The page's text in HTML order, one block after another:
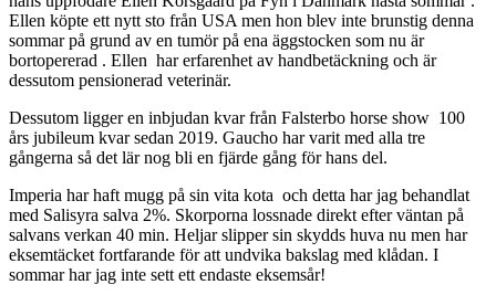
Ellen köpte ett nytt sto från USA men hon blev inte brunstig denna
sommar på grund av en tumör på ena äggstocken som nu är
bortopererad . Ellen har erfarenhet av handbetäckning och är
dessutom pensionerad veterinär.
Dessutom ligger en inbjudan kvar från Falsterbo horse show 100
års jubileum kvar sedan 2019. Gaucho har varit med alla tre
gångerna så det lär nog bli en fjärde gång för hans del.
Imperia har haft mugg på sin vita kota och detta har jag behandlat
med Salisyra salva 2%. Skorporna lossnade direkt efter väntan på
salvans verkan 40 min. Heljar slipper sin skydds huva nu men har
eksemtäcket fortfarande för att undvika bakslag med klådan. I
sommar har jag inte sett ett endaste eksemsår!